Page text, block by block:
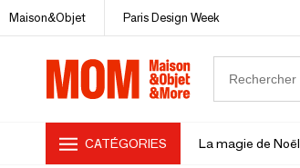
Maison&Objet Paris Design Week
CATÉGORIES La magie de Noël